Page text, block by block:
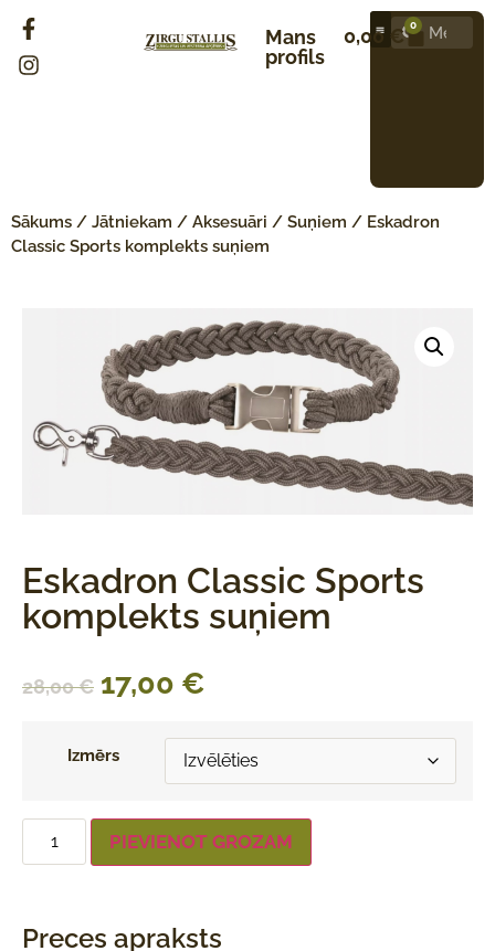
Mans
profils
0,00 € 0
Sākums / Jātniekam / Aksesuāri / Suņiem / Eskadron
Classic Sports komplekts suņiem
Eskadron Classic Sports
komplekts suņiem
28,00€ 17,00 €
Izmērs
PIEVIENOT GROZAM
Preces apraksts